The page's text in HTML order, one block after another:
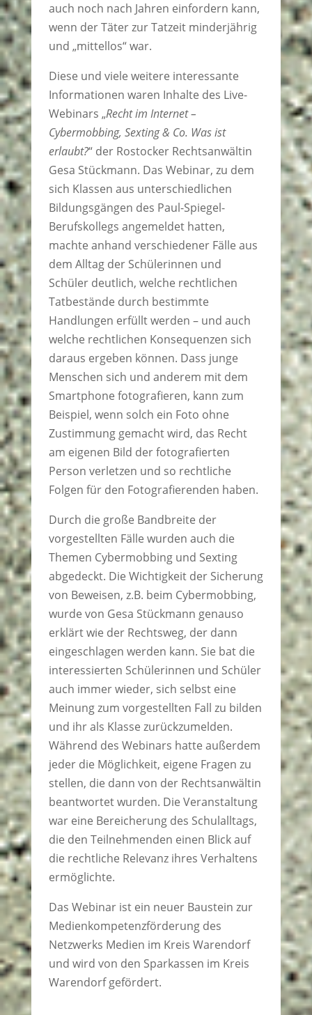
auch noch nach Jahren einfordern kann,
wenn der Täter zur Tatzeit minderjährig
und „mittellos“ war.
Diese und viele weitere interessante
Informationen waren Inhalte des Live-
Webinars „Recht im Internet –
Cybermobbing, Sexting & Co. Was ist
erlaubt?“ der Rostocker Rechtsanwältin
Gesa Stückmann. Das Webinar, zu dem
sich Klassen aus unterschiedlichen
Bildungsgängen des Paul-Spiegel-
Berufskollegs angemeldet hatten,
machte anhand verschiedener Fälle aus
dem Alltag der Schülerinnen und
Schüler deutlich, welche rechtlichen
Tatbestände durch bestimmte
Handlungen erfüllt werden – und auch
welche rechtlichen Konsequenzen sich
daraus ergeben können. Dass junge
Menschen sich und anderem mit dem
Smartphone fotografieren, kann zum
Beispiel, wenn solch ein Foto ohne
Zustimmung gemacht wird, das Recht
am eigenen Bild der fotografierten
Person verletzen und so rechtliche
Folgen für den Fotografierenden haben.
Durch die große Bandbreite der
vorgestellten Fälle wurden auch die
Themen Cybermobbing und Sexting
abgedeckt. Die Wichtigkeit der Sicherung
von Beweisen, z.B. beim Cybermobbing,
wurde von Gesa Stückmann genauso
erklärt wie der Rechtsweg, der dann
eingeschlagen werden kann. Sie bat die
interessierten Schülerinnen und Schüler
auch immer wieder, sich selbst eine
Meinung zum vorgestellten Fall zu bilden
und ihr als Klasse zurückzumelden.
Während des Webinars hatte außerdem
jeder die Möglichkeit, eigene Fragen zu
stellen, die dann von der Rechtsanwältin
beantwortet wurden. Die Veranstaltung
war eine Bereicherung des Schulalltags,
die den Teilnehmenden einen Blick auf
die rechtliche Relevanz ihres Verhaltens
ermöglichte.
Das Webinar ist ein neuer Baustein zur
Medienkompetenzförderung des
Netzwerks Medien im Kreis Warendorf
und wird von den Sparkassen im Kreis
Warendorf gefördert.